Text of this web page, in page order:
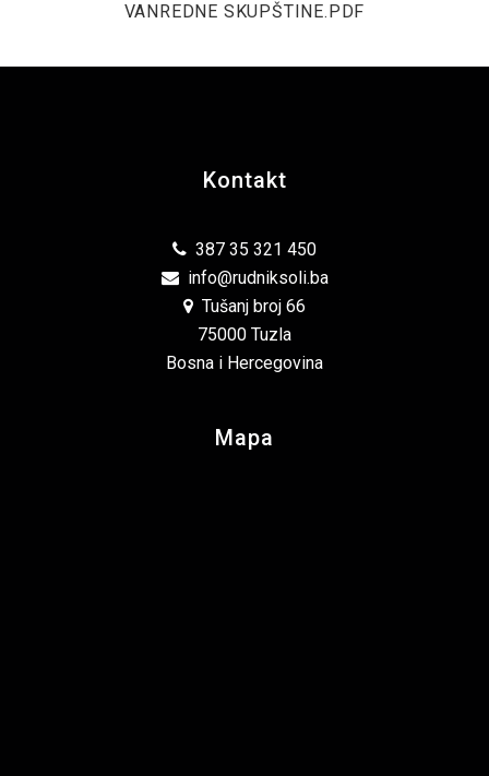
VANREDNE SKUPŠTINE.PDF
Kontakt
387 35 321 450
info@rudniksoli.ba
Tušanj broj 66
75000 Tuzla
Bosna i Hercegovina
Mapa